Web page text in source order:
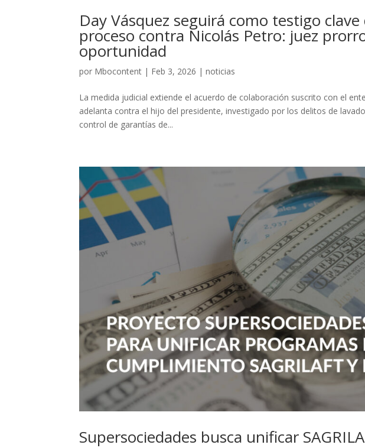
Day Vásquez seguirá como testigo clave
proceso contra Nicolás Petro: juez
oportunidad
por Mbocontent | Feb 3, 2026 |noticias
La medida judicial extiende el acuerdo de colaboración suscrito con el
adelanta contra el hijo del presidente, investigado por los delitos de
control de garantías de...
Supersociedades busca unificar